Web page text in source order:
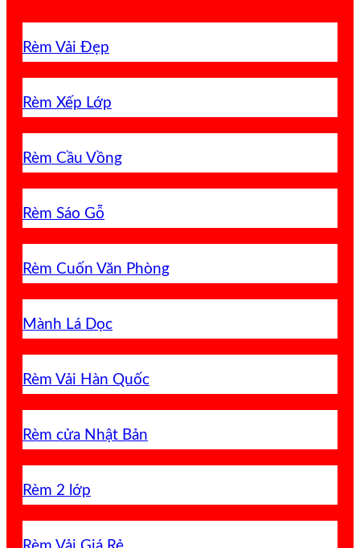
Rèm Vải Đẹp
Rèm Xếp Lớp
Rèm Cầu Vồng
Rèm Sáo Gỗ
Rèm Cuốn Văn Phòng
Mành Lá Dọc
Rèm Vải Hàn Quốc
Rèm cửa Nhật Bản
Rèm 2 lớp